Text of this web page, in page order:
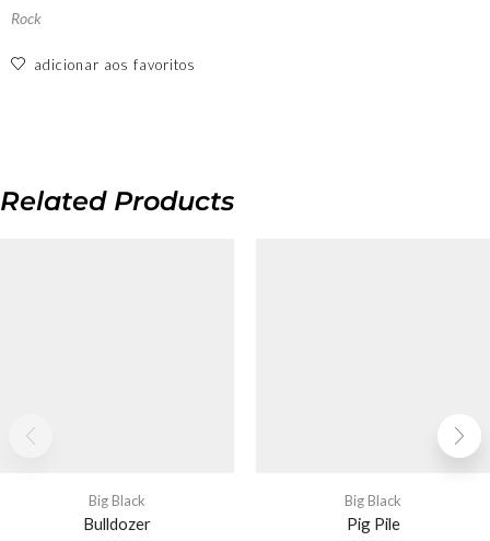
Rock
adicionar aos favoritos
Related Products
Big Black
Bulldozer
Big Black
Pig Pile